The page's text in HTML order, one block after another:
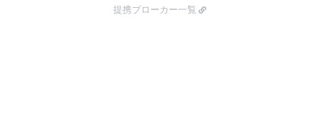
提携ブローカー一覧